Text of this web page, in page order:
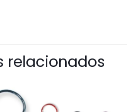
relacionados